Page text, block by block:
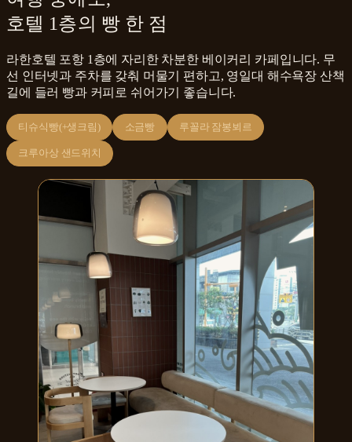
호텔 1층의 빵 한 점
라한호텔 포항 1층에 자리한 차분한 베이커리 카페입니다. 무
선 인터넷과 주차를 갖춰 머물기 편하고, 영일대 해수욕장 산책
길에 들러 빵과 커피로 쉬어가기 좋습니다.
티슈식빵(+생크림) 소금빵 루꼴라 잠봉뵈르
크루아상 샌드위치